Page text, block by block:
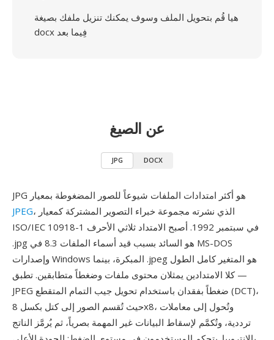
هيا قُم بتحويل الملف وسوف يمكنك تنزيل ملفك بصيغة
docx فِيما بعد
عن الصيغ
JPG DOCX
JPG هو أكثر امتدادات الملفات شيوعاً للصور المضغوطة بمعيار
JPEG، الذي نشرته مجموعة خبراء التصوير المشتركة كمعيار
ISO/IEC 10918-1 في سبتمبر 1992. أصبح الامتداد ثلاثي الأحرف
.jpg هو السائد بسبب قيد أسماء الملفات 8.3 في MS-DOS
وإصدارات Windows المبكرة، بينما .jpeg هو المتغير كامل الطول
— كلا الامتدادين يمثلان محتوى ملفات وضغطاً متطابقين. تطبق
JPEG ضغطاً بفقدان باستخدام تحويل جيب التمام المتقطع (DCT)،
حيث تُقسم الصور إلى كتل بكسل 8x8، وتُحول إلى معاملات
ترددية، وتُكمَّم لإسقاط البيانات غير المهمة بصرياً، ثم يُرمَّز الناتج